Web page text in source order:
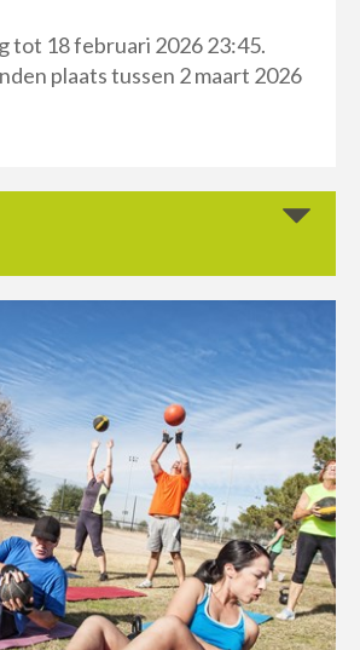
tot 18 februari 2026 23:45.
plaats tussen 2 maart 2026